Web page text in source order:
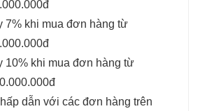
7% khi mua đơn hàng từ
10% khi mua đơn hàng từ
dẫn với các đơn hàng trên